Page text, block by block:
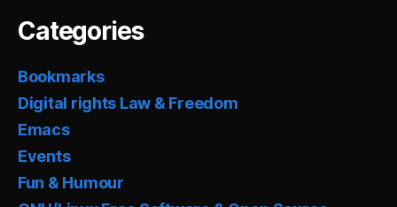
Categories
Bookmarks
Digital rights Law & Freedom
Emacs
Events
Fun & Humour